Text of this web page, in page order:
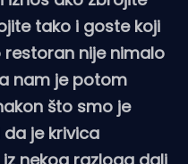
tako i goste koji
nije nimalo
nam je potom
što smo je
da je krivica